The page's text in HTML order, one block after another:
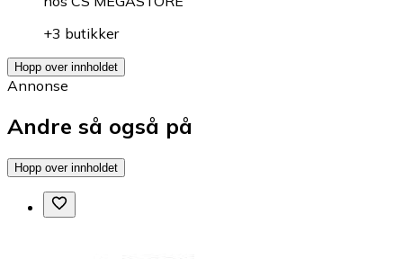
+3 butikker
Hopp over innholdet
Annonse
Andre så også på
Hopp over innholdet